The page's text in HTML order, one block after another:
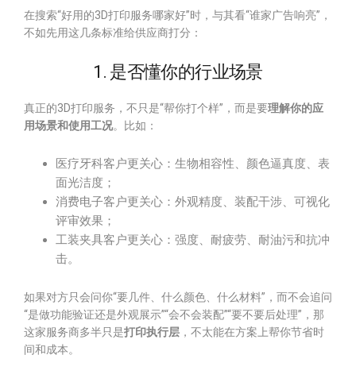
在搜索“好用的3D打印服务哪家好”时，与其看“谁家广告响亮”，
不如先用这几条标准给供应商打分：
1. 是否懂你的行业场景
真正的3D打印服务，不只是“帮你打个样”，而是要理解你的应
用场景和使用工况。比如：
医疗牙科客户更关心：生物相容性、颜色逼真度、表
面光洁度；
消费电子客户更关心：外观精度、装配干涉、可视化
评审效果；
工装夹具客户更关心：强度、耐疲劳、耐油污和抗冲
击。
如果对方只会问你“要几件、什么颜色、什么材料”，而不会追问
“是做功能验证还是外观展示”“会不会装配”“要不要后处理”，那
这家服务商多半只是打印执行层 ，不太能在方案上帮你节省时
间和成本。